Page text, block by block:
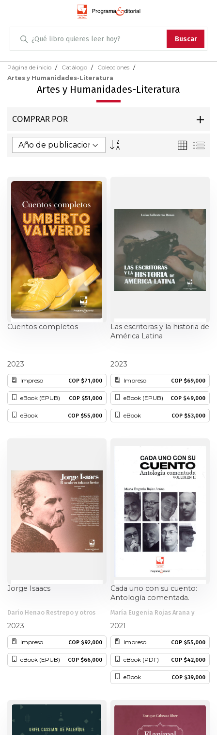
Buscar
Administración
Antropología
Arqueología
Biología
Ciencias
Ciencia política
Ciencias Sociales
Conflicto Armado
Construcción de paz
Derecho
Diseño
Economía
Educación
Estudios editoriales
Estudios regionales
Ética
Filosofía
Física
Geografía
Historia
Skip
Content
Página de inicio Catálogo
Colecciones
Artes y Humanidades-Literatura
Artes y Humanidades-Literatura
COMPRAR POR
Dirección
Parrilla
Cuentos completos
2023
Impreso COP $71,000
eBook (EPUB) COP $51,000
eBook COP $55,000
Las escritoras y la historia de
América Latina
2023
Impreso COP $69,000
eBook (EPUB) COP $49,000
eBook COP $53,000
Jorge Isaacs
Darío Henao Restrepo y otros
2023
Impreso COP $92,000
eBook (EPUB) COP $66,000
Cada uno con su cuento:
Antología comentada.
María Eugenia Rojas Arana y
2021
eBook (PDF) COP $42,000
Impreso COP $55,000
eBook COP $39,000